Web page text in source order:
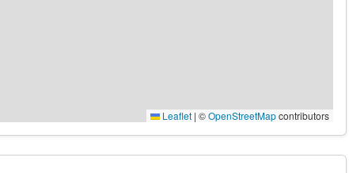
Leaflet | ©OpenStreetMapcontributors